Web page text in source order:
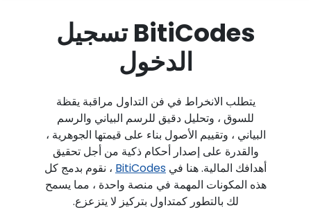
BitiCodes تسجيل
الدخول
يتطلب الانخراط في فن التداول مراقبة يقظة
للسوق ، وتحليل دقيق للرسم البياني والرسم
البياني ، وتقييم الأصول بناء على قيمتها الجوهرية ،
والقدرة على إصدار أحكام ذكية من أجل تحقيق
أهدافك المالية. هنا في BitiCodes ، نقوم بدمج كل
هذه المكونات المهمة في منصة واحدة ، مما يسمح
لك بالتطور كمتداول بتركيز لا يتزعزع.